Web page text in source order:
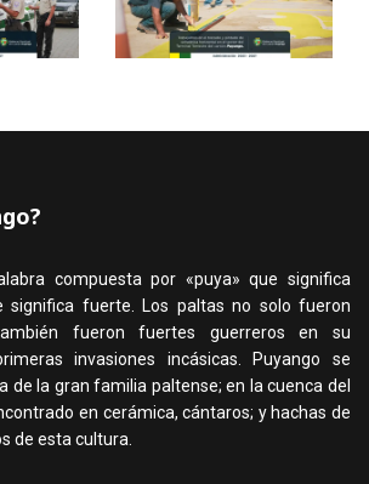
compuesta por «puya» que significa
significa fuerte. Los paltas no solo fueron
fueron fuertes guerreros en su
invasiones incásicas. Puyango se
de la gran familia paltense; en la cuenca del
en cerámica, cántaros; y hachas de
de esta cultura.